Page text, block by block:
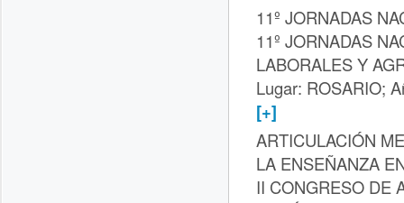
11º JORNADAS
11º JORNADAS
LABORALES Y
Lugar: ROSARIO;
[+]
ARTICULACIÓN
LA ENSEÑANZA
II CONGRESO DE